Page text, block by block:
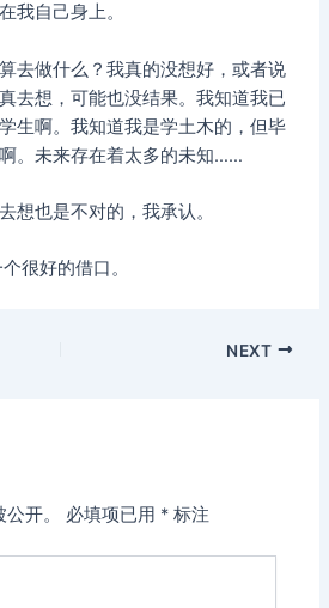
自己身上。
做什么？我真的没想好，或者说
去想，可能也没结果。我知道我已
生啊。我知道我是学土木的，但毕
。未来存在着太多的未知……
也是不对的，我承认。
好的借口。
NEXT
开。 必填项已用 * 标注